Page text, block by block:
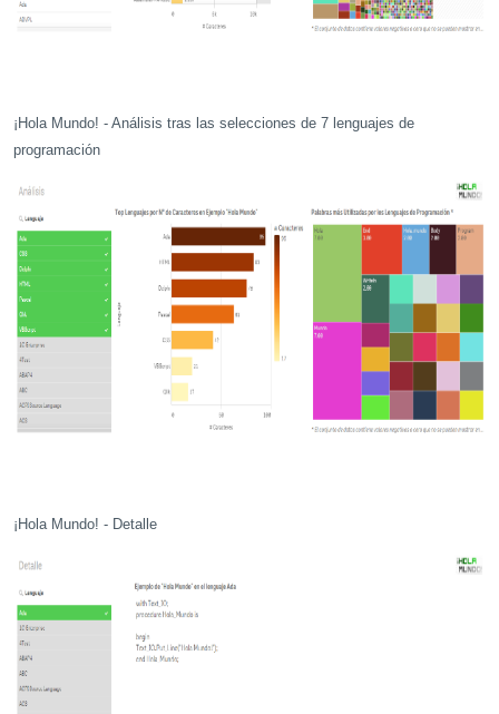
¡Hola Mundo! - Análisis tras las selecciones de 7 lenguajes de
programación
¡Hola Mundo! - Detalle